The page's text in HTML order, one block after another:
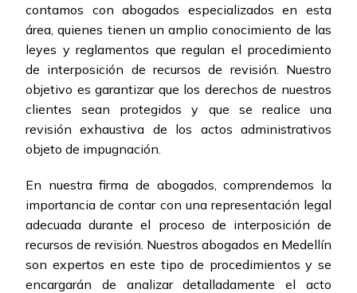
contamos con abogados especializados en esta
área, quienes tienen un amplio conocimiento de las
leyes y reglamentos que regulan el procedimiento
de interposición de recursos de revisión. Nuestro
objetivo es garantizar que los derechos de nuestros
clientes sean protegidos y que se realice una
revisión exhaustiva de los actos administrativos
objeto de impugnación.
En nuestra firma de abogados, comprendemos la
importancia de contar con una representación legal
adecuada durante el proceso de interposición de
recursos de revisión. Nuestros abogados en Medellín
son expertos en este tipo de procedimientos y se
encargarán de analizar detalladamente el acto